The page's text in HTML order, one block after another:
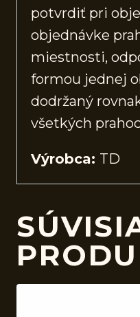
potvrdiť pri
objednávke
miestnosti,
formou jednej
dodržaný
všetkých
Výrobca: TD